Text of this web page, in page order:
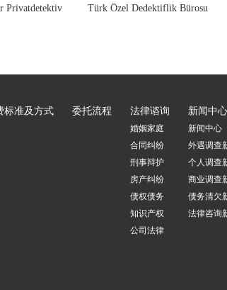
Privatdetektiv Türk Özel Dedektiflik Bürosu
标准及方式 委托流程 法律谘询
婚姻家庭
合同纠纷
刑事辩护
房产纠纷
债权债务
知识产权
公司法律
新闻中心
新闻中心
外遇调查
个人调查
商业调查
债务清欠
法律咨询